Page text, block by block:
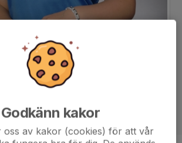
Godkänn kakor
oss av kakor (cookies) för att vår